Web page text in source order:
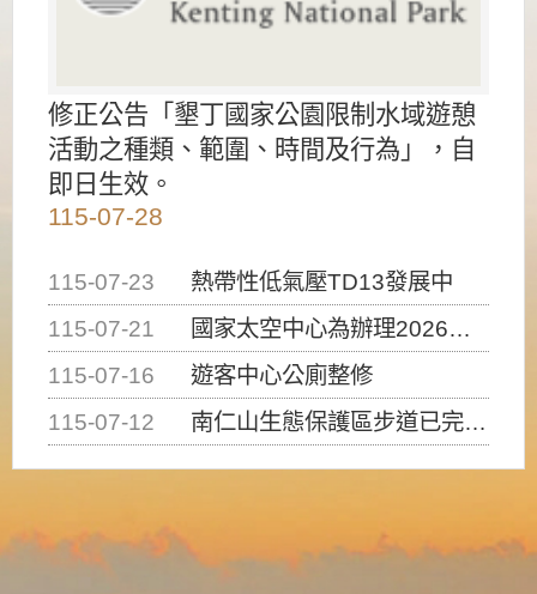
修正公告「墾丁國家公園限制水域遊憩
活動之種類、範圍、時間及行為」，自
即日生效。
115-07-28
115-07-23
熱帶性低氣壓TD13發展中
115-07-21
國家太空中心為辦理2026台灣盃火箭競賽，陸、海、空域警戒及協調相關事宜，因颱風備案事宜
115-07-16
遊客中心公廁整修
115-07-12
南仁山生態保護區步道已完成修復，自115年7月13日（星期一）起恢復開放入園，歡迎民眾依規定申請入園....